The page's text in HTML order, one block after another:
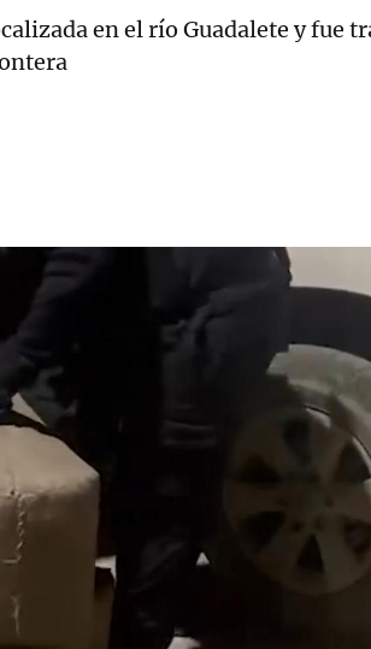
en el río Guadalete y fue